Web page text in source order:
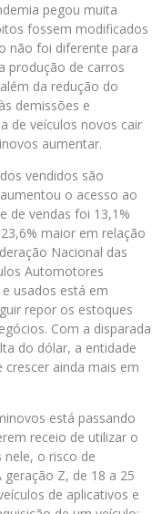
pegou muita
fossem modificados
não foi diferente para
produção de carros
da redução do
demissões e
de veículos novos cair
aumentar.
vendidos são
o acesso ao
de vendas foi 13,1%
maior em relação
Nacional das
Automotores
usados está em
repor os estoques
Com a disparada
do dólar, a entidade
ainda mais em
está passando
receio de utilizar o
o risco de
Z, de 18 a 25
de aplicativos e